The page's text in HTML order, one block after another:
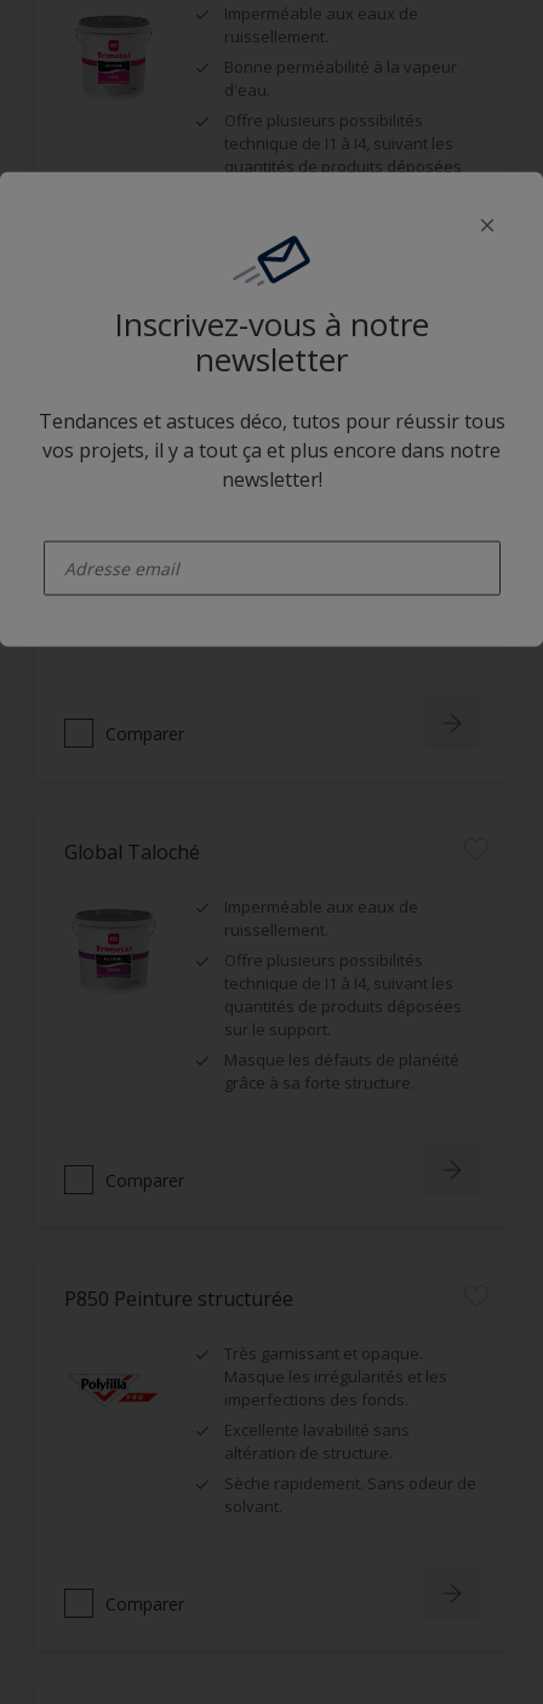
Imperméable aux eaux de
ruissellement.
Bonne perméabilité à la vapeur
d'eau.
Offre plusieurs possibilités
technique de I1 à I4, suivant les
quantités de produits déposées
Offre plusieurs possibilités
technique de I1 à I4, suivant les
Comparer
Global Taloché
Imperméable aux eaux de
ruissellement.
Offre plusieurs possibilités
technique de I1 à I4, suivant les
quantités de produits déposées
sur le support.
Masque les défauts de planéité
grâce à sa forte structure.
Comparer
P850 Peinture structurée
Très garnissant et opaque.
Masque les irrégularités et les
imperfections des fonds.
Excellente lavabilité sans
altération de structure.
Sèche rapidement. Sans odeur de
solvant.
Comparer
Inscrivez-vous à notre
newsletter
Tendances et astuces déco, tutos pour réussir tous
vos projets, il y a tout ça et plus encore dans notre
newsletter!